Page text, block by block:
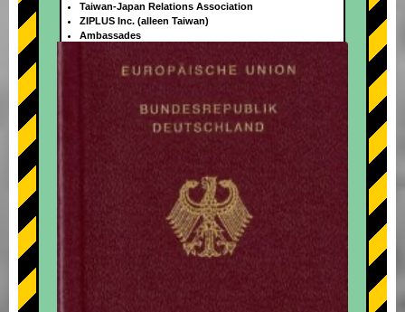
+
Taiwan-Japan Relations Association
ZIPLUS Inc. (alleen Taiwan)
Ambassades